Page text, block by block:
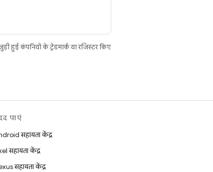
कंपनियों के ट्रेडमार्क या रजिस्टर किए
पाएं
सहायता केंद्र
सहायता केंद्र
सहायता केंद्र